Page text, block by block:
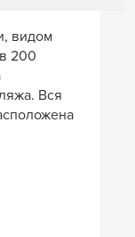
видом
200
Вся